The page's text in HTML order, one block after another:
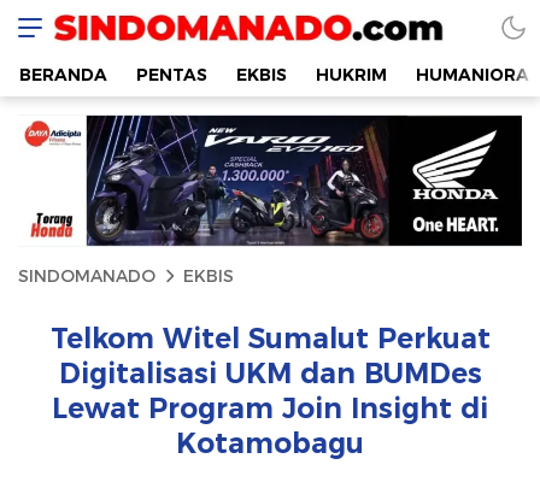
SINDOMANADO
Informatif dan Edukatif
BERANDA PENTAS EKBIS HUKRIM HUMANIORA
SINDOMANADO EKBIS
Telkom Witel Sumalut Perkuat
Digitalisasi UKM dan BUMDes
Lewat Program Join Insight di
Kotamobagu